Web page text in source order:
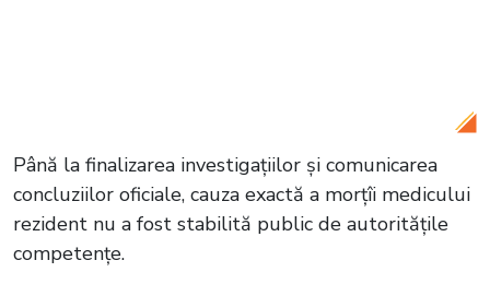
Până la finalizarea investigațiilor și comunicarea
concluziilor oficiale, cauza exactă a morțîi medicului
rezident nu a fost stabilită public de autoritățile
competențe.